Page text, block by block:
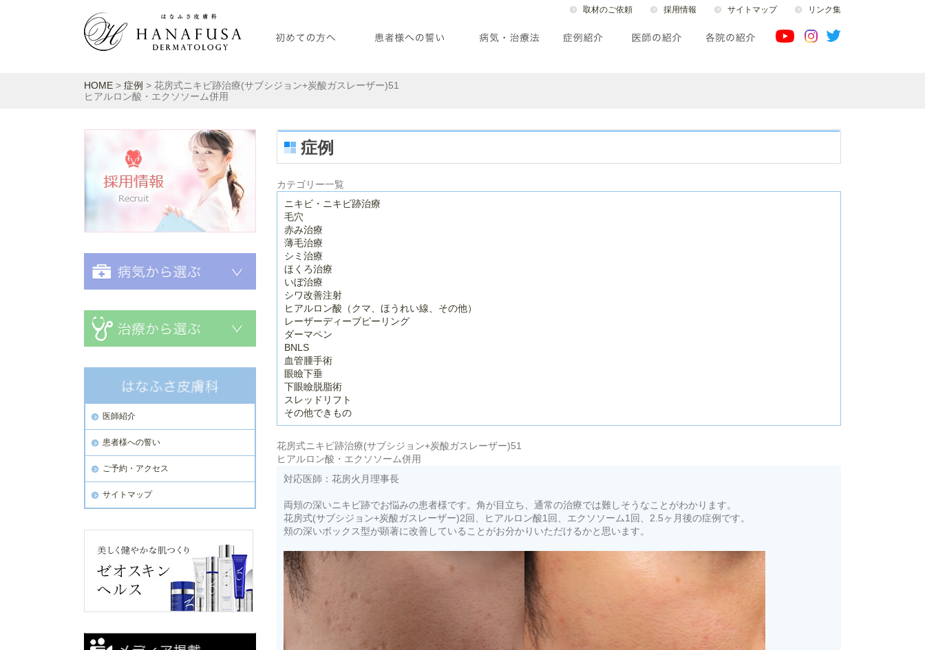
取材のご依頼 採用情報 サイトマップ リンク集
HOME > 症例 > 花房式ニキビ跡治療(サブシジョン+炭酸ガスレーザー)51
ヒアルロン酸・エクソソーム併用
症例
カテゴリー一覧
ニキビ・ニキビ跡治療
毛穴
赤み治療
薄毛治療
シミ治療
ほくろ治療
いぼ治療
シワ改善注射
ヒアルロン酸（クマ、ほうれい線、その他）
レーザーディーブピーリング
ダーマペン
BNLS
血管腫手術
眼瞼下垂
下眼瞼脱脂術
スレッドリフト
その他できもの
花房式ニキビ跡治療(サブシジョン+炭酸ガスレーザー)51
ヒアルロン酸・エクソソーム併用
対応医師：花房火月理事長
両頬の深いニキビ跡でお悩みの患者様です。角が目立ち、通常の治療では難しそうなことがわかります。
花房式(サブシジョン+炭酸ガスレーザー)2回、ヒアルロン酸1回、エクソソーム1回、2.5ヶ月後の症例です。
頬の深いボックス型が顕著に改善していることがお分かりいただけるかと思います。
採用情報
医師紹介
患者様への誓い
ご予約・アクセス
サイトマップ